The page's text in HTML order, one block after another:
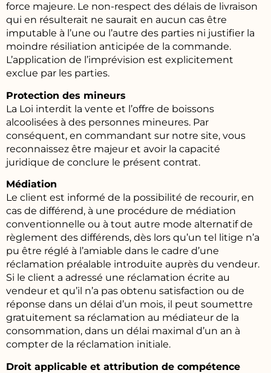
force majeure. Le non-respect des délais de livraison
qui en résulterait ne saurait en aucun cas être
imputable à l’une ou l’autre des parties ni justifier la
moindre résiliation anticipée de la commande.
L’application de l’imprévision est explicitement
exclue par les parties.
Protection des mineurs
La Loi interdit la vente et l’offre de boissons
alcoolisées à des personnes mineures. Par
conséquent, en commandant sur notre site, vous
reconnaissez être majeur et avoir la capacité
juridique de conclure le présent contrat.
Médiation
Le client est informé de la possibilité de recourir, en
cas de différend, à une procédure de médiation
conventionnelle ou à tout autre mode alternatif de
règlement des différends, dès lors qu’un tel litige n’a
pu être réglé à l’amiable dans le cadre d’une
réclamation préalable introduite auprès du vendeur.
Si le client a adressé une réclamation écrite au
vendeur et qu’il n’a pas obtenu satisfaction ou de
réponse dans un délai d’un mois, il peut soumettre
gratuitement sa réclamation au médiateur de la
consommation, dans un délai maximal d’un an à
compter de la réclamation initiale.
Droit applicable et attribution de compétence